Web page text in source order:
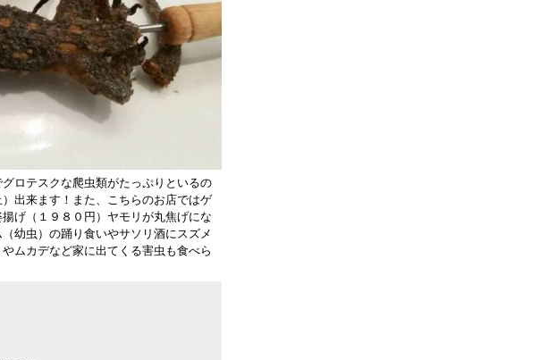
ロテスクな爬虫類がたっぷりといるの
出来ます！また、こちらのお店ではゲ
げ（１９８０円）ヤモリが丸焦げにな
幼虫）の踊り食いやサソリ酒にスズメ
ムカデなど家に出てくる害虫も食べら